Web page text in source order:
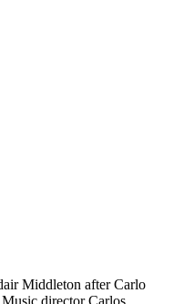
Middleton after Carlo
director Carlos